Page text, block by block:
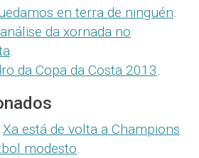
en terra de ninguén.
da xornada no
.
da Copa da Costa 2013.
Xa está de volta a Champions
modesto.